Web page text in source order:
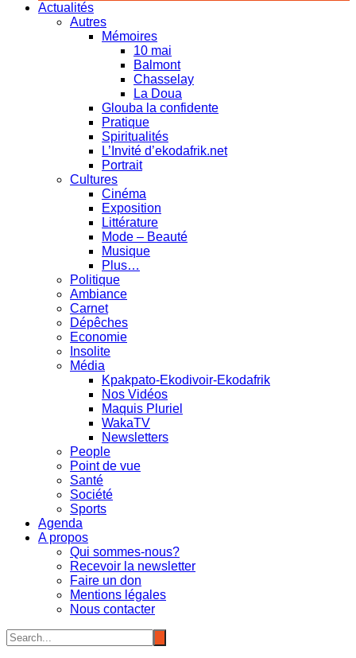
Actualités
Autres
Mémoires
10 mai
Balmont
Chasselay
La Doua
Glouba la confidente
Pratique
Spiritualités
L’Invité d’ekodafrik.net
Portrait
Cultures
Cinéma
Exposition
Littérature
Mode – Beauté
Musique
Plus…
Politique
Ambiance
Carnet
Dépêches
Economie
Insolite
Média
Kpakpato-Ekodivoir-Ekodafrik
Nos Vidéos
Maquis Pluriel
WakaTV
Newsletters
People
Point de vue
Santé
Société
Sports
Agenda
A propos
Qui sommes-nous?
Recevoir la newsletter
Faire un don
Mentions légales
Nous contacter